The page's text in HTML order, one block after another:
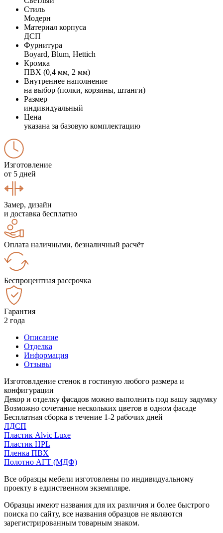
Стиль
Модерн
Материал корпуса
ДСП
Фурнитура
Boyard, Blum, Hettich
Кромка
ПВХ (0,4 мм, 2 мм)
Внутреннее наполнение
на выбор (полки, корзины, штанги)
Размер
индивидуальный
Цена
указана за базовую комплектацию
Изготовление
от 5 дней
Замер, дизайн
и доставка бесплатно
Оплата наличными, безналичный расчёт
Беспроцентная рассрочка
Гарантия
2 года
Описание
Отделка
Информация
Отзывы
Изготовлдение стенок в гостиную любого размера и
конфигурации
Декор и отделку фасадов можно выполнить под вашу задумку
Возможно сочетание нескольких цветов в одном фасаде
Бесплатная сборка в течение 1-2 рабочих дней
ЛДСП
Пластик Alvic Luxe
Пластик HPL
Пленка ПВХ
Полотно АГТ (МДФ)
Все образцы мебели изготовлены по индивидуальному
проекту в единственном экземпляре.
Образцы имеют названия для их различия и более быстрого
поиска по сайту, все названия образцов не являются
зарегистрированным товарным знаком.